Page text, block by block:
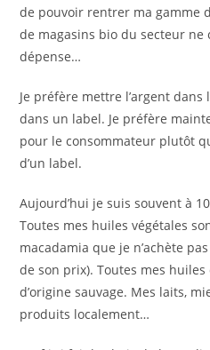
de pouvoir rentrer ma gamme
de magasins bio du secteur ne
dépense…
Je préfère mettre l’argent
dans un label. Je préfère
pour le consommateur plutôt
d’un label.
Aujourd’hui je suis souvent à
Toutes mes huiles végétales
macadamia que je n’achète
de son prix). Toutes mes
d’origine sauvage. Mes laits,
produits localement…